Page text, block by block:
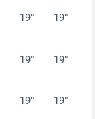
19° 19°
19° 19°
19° 19°